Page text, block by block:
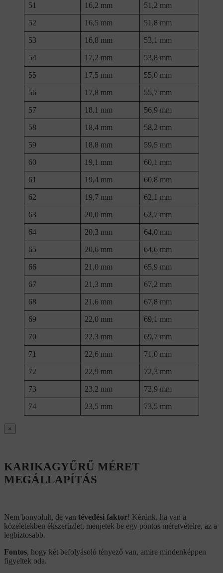
51 16,2 mm 51,2 mm
52 16,5 mm 51,8 mm
53 16,8 mm 53,1 mm
54 17,2 mm 53,8 mm
55 17,5 mm 55,0 mm
56 17,8 mm 55,7 mm
57 18,1 mm 56,9 mm
58 18,4 mm 58,2 mm
59 18,8 mm 59,5 mm
60 19,1 mm 60,1 mm
61 19,4 mm 60,8 mm
62 19,7 mm 62,1 mm
63 20,0 mm 62,7 mm
64 20,3 mm 64,0 mm
65 20,6 mm 64,6 mm
66 21,0 mm 65,9 mm
67 21,3 mm 67,2 mm
68 21,6 mm 67,8 mm
69 22,0 mm 69,1 mm
70 22,3 mm 69,7 mm
71 22,6 mm 71,0 mm
72 22,9 mm 72,3 mm
73 23,2 mm 72,9 mm
74 23,5 mm 73,5 mm
×
KARIKAGYŰRŰ MÉRET
MEGÁLLAPÍTÁS
Nem bonyolult, de van tévedési faktor! Kérünk, ha van a
közeletekben ékszerüzlet, menjetek be egy pontos méretvételre, az a
legbiztosabb.
Fontos, hogy két befolyásoló tényező van, amire mindenképpen
figyeltek oda.